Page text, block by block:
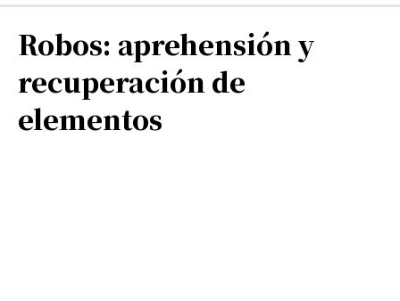
Robos: aprehensión y
recuperación de
elementos